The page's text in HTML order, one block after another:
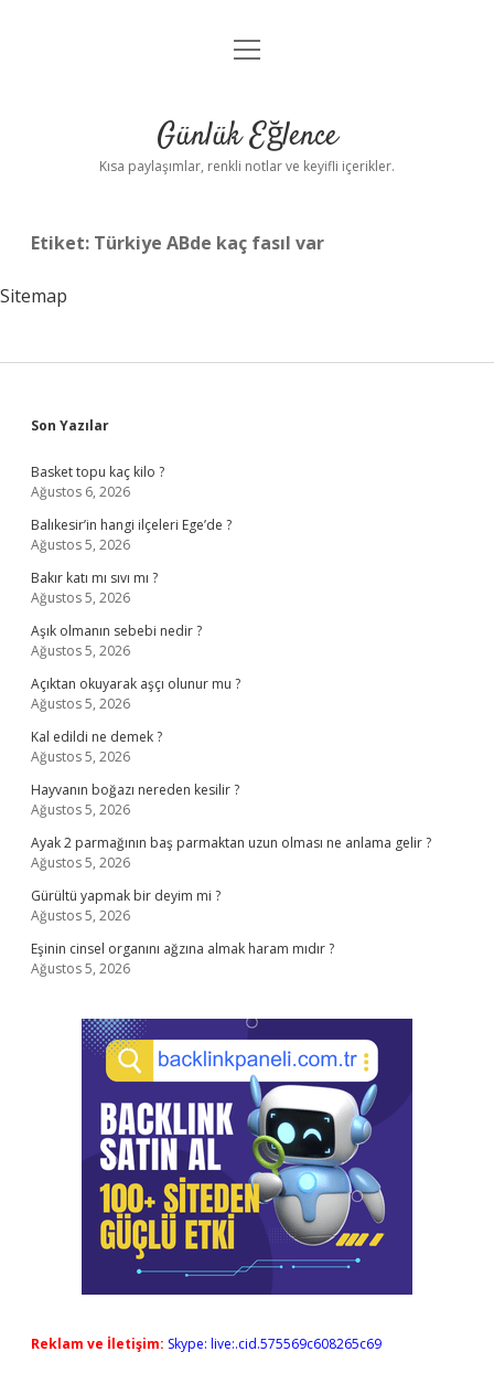
Anasayfa
Yasal Uyarı
menüyü
Günlük Eğlence
Kısa paylaşımlar, renkli notlar ve keyifli içerikler.
Etiket: Türkiye ABde kaç fasıl var
Sitemap
Sidebar
Son Yazılar
Basket topu kaç kilo ?
Ağustos 6, 2026
Balıkesir’in hangi ilçeleri Ege’de ?
Ağustos 5, 2026
Bakır katı mı sıvı mı ?
Ağustos 5, 2026
Aşık olmanın sebebi nedir ?
Ağustos 5, 2026
Açıktan okuyarak aşçı olunur mu ?
Ağustos 5, 2026
Kal edildi ne demek ?
Ağustos 5, 2026
Hayvanın boğazı nereden kesilir ?
Ağustos 5, 2026
Ayak 2 parmağının baş parmaktan uzun olması ne anlama gelir ?
Ağustos 5, 2026
Gürültü yapmak bir deyim mi ?
Ağustos 5, 2026
Eşinin cinsel organını ağzına almak haram mıdır ?
Ağustos 5, 2026
Reklam ve İletişim: Skype: live:.cid.575569c608265c69